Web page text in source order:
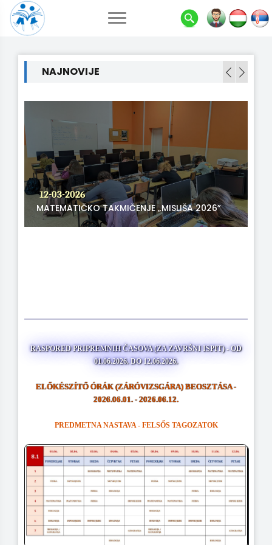
NAJNOVIJE
12-03-2026
MATEMATIČKO TAKMIČENJE „MISLIŠA 2026”
RASPORED PRIPREMNIH ČASOVA (ZA ZAVRŠNI ISPIT) - OD
01.06.2026. DO 12.06.2026.
ELŐKÉSZÍTŐ ÓRÁK (ZÁRÓVIZSGÁRA) BEOSZTÁSA -
2026.06.01. - 2026.06.12.
PREDMETNA NASTAVA - FELSŐS TAGOZATOK